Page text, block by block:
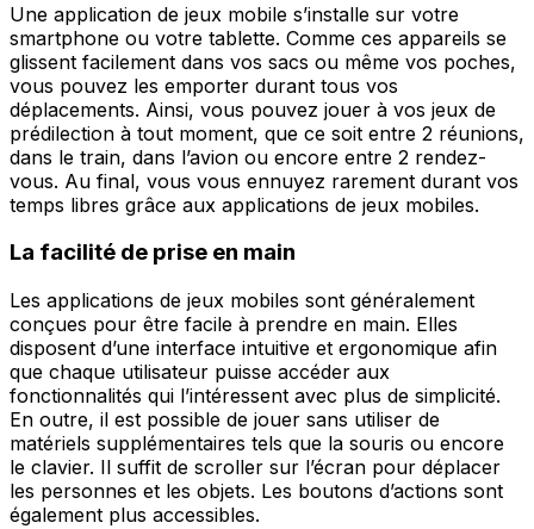
Une application de jeux mobile s’installe sur votre
smartphone ou votre tablette. Comme ces appareils se
glissent facilement dans vos sacs ou même vos poches,
vous pouvez les emporter durant tous vos
déplacements. Ainsi, vous pouvez jouer à vos jeux de
prédilection à tout moment, que ce soit entre 2 réunions,
dans le train, dans l’avion ou encore entre 2 rendez-
vous. Au final, vous vous ennuyez rarement durant vos
temps libres grâce aux applications de jeux mobiles.
La facilité de prise en main
Les applications de jeux mobiles sont généralement
conçues pour être facile à prendre en main. Elles
disposent d’une interface intuitive et ergonomique afin
que chaque utilisateur puisse accéder aux
fonctionnalités qui l’intéressent avec plus de simplicité.
En outre, il est possible de jouer sans utiliser de
matériels supplémentaires tels que la souris ou encore
le clavier. Il suffit de scroller sur l’écran pour déplacer
les personnes et les objets. Les boutons d’actions sont
également plus accessibles.